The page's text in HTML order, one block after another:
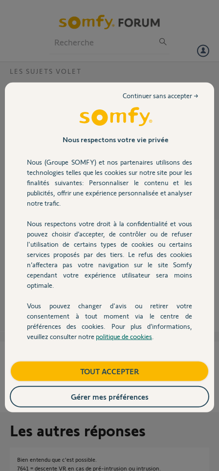
Volet
Sécurité
Domotique
Chauffage
Autres produits
Devis avec un pro
Contact
LES SUJETS VOLET
Peut-on arrêter l'alarme sans la remontée
de volets tout en gardant la baisse des
volets en cas d'intrusion ?
par le garage et je souhaite arrêter l'alarme sans déranger les
jean B.
il y a plus de 9 ans
Participer au fil de discussion
Bonjour,
il y a 2 paramètres qui se règlent indépendamment :
Ouverture/fermeture des volets à la mise en/hors service.
Ouverture/fermeture sur déclenchement d'alarme.
il y a plus de 9 ans
des internautes ont trouvé cette réponse utile
Les autres réponses
Bien entendu que c'est possible.
7641 = descente VR en cas de pré-intrusion ou intrusion.
Nous respectons votre vie privée
Nous (Groupe SOMFY) et nos partenaires utilisons des
technologies telles que les cookies sur notre site pour les
finalités suivantes: Personnaliser le contenu et les
publicités, offrir une expérience personnalisée et analyser
notre trafic.
Nous respectons votre droit à la confidentialité et vous
pouvez choisir d’accepter, de contrôler ou de refuser
l'utilisation de certains types de cookies ou certains
services proposés par des tiers. Le refus des cookies
n’affectera pas votre navigation sur le site Somfy
cependant votre expérience utilisateur sera moins
optimale.
Vous pouvez changer d'avis ou retirer votre
consentement à tout moment via le centre de
préférences des cookies. Pour plus d’informations,
veuillez consulter notre politique de cookies
Continuer sans accepter →
TOUT ACCEPTER
Gérer mes préférences